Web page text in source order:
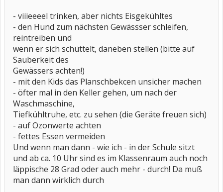
- viiieeeel trinken, aber nichts Eisgekühltes
- den Hund zum nächsten Gewässser schleifen,
reintreiben und
wenn er sich schüttelt, daneben stellen (bitte auf
Sauberkeit des
Gewässers achten!)
- mit den Kids das Planschbekcen unsicher machen
- öfter mal in den Keller gehen, um nach der
Waschmaschine,
Tiefkühltruhe, etc. zu sehen (die Geräte freuen sich)
- auf Ozonwerte achten
- fettes Essen vermeiden
Und wenn man dann - wie ich - in der Schule sitzt
und ab ca. 10 Uhr sind es im Klassenraum auch noch
läppische 28 Grad oder auch mehr - durch! Da muß
man dann wirklich durch